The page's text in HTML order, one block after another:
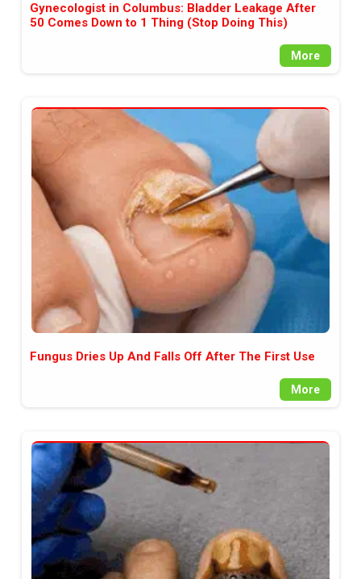
Gynecologist in Columbus: Bladder Leakage After
50 Comes Down to 1 Thing (Stop Doing This)
More
Fungus Dries Up And Falls Off After The First Use
More